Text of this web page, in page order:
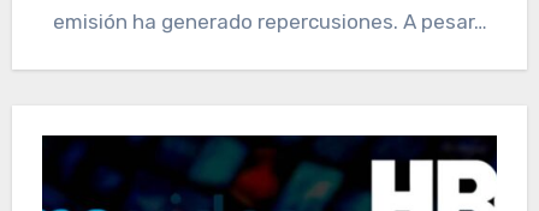
emisión ha generado repercusiones. A pesar…